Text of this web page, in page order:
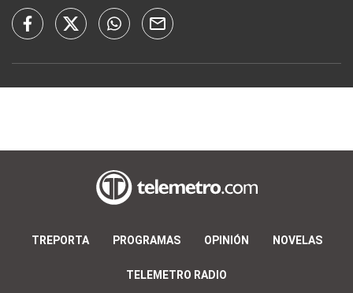
TREPORTA PROGRAMAS OPINIÓN NOVELAS
TELEMETRO RADIO